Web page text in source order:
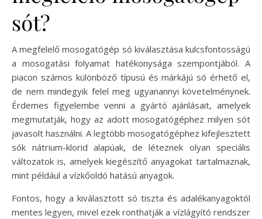
sót?
A megfelelő mosogatógép só kiválasztása kulcsfontosságú
a mosogatási folyamat hatékonysága szempontjából. A
piacon számos különböző típusú és márkájú só érhető el,
de nem mindegyik felel meg ugyanannyi követelménynek.
Érdemes figyelembe venni a gyártó ajánlásait, amelyek
megmutatják, hogy az adott mosogatógéphez milyen sót
javasolt használni. A legtöbb mosogatógéphez kifejlesztett
sók nátrium-klorid alapúak, de léteznek olyan speciális
változatok is, amelyek kiegészítő anyagokat tartalmaznak,
mint például a vízkőoldó hatású anyagok.
Fontos, hogy a kiválasztott só tiszta és adalékanyagoktól
mentes legyen, mivel ezek ronthatják a vízlágyító rendszer